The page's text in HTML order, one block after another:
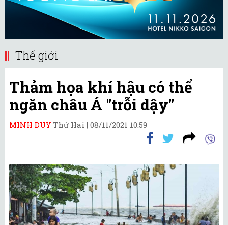
Thế giới
Thảm họa khí hậu có thể
ngăn châu Á "trỗi dậy"
MINH DUY Thứ Hai | 08/11/2021 10:59